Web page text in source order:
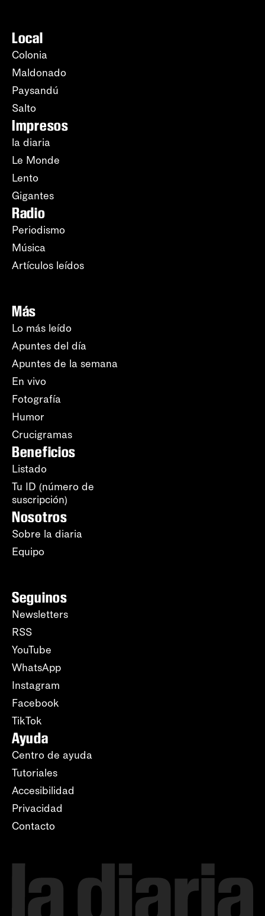
Local
Colonia
Maldonado
Paysandú
Salto
Impresos
la diaria
Le Monde
Lento
Gigantes
Radio
Periodismo
Música
Artículos leídos
Más
Lo más leído
Apuntes del día
Apuntes de la semana
En vivo
Fotografía
Humor
Crucigramas
Beneficios
Listado
Tu ID (número de
suscripción)
Nosotros
Sobre la diaria
Equipo
Seguinos
Newsletters
RSS
YouTube
WhatsApp
Instagram
Facebook
TikTok
Ayuda
Centro de ayuda
Tutoriales
Accesibilidad
Privacidad
Contacto